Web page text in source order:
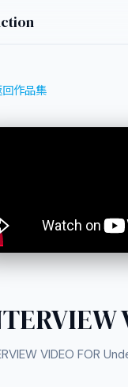
作品集
VIDEO FOR